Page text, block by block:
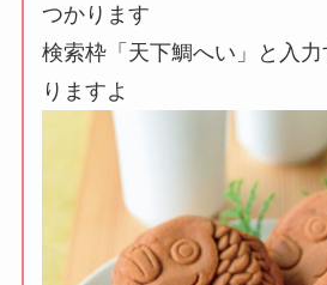
つかります
検索枠「天下鯛へい」と入
りますよ